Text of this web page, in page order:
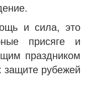
и сила, это
присяге и
праздником
защите рубежей